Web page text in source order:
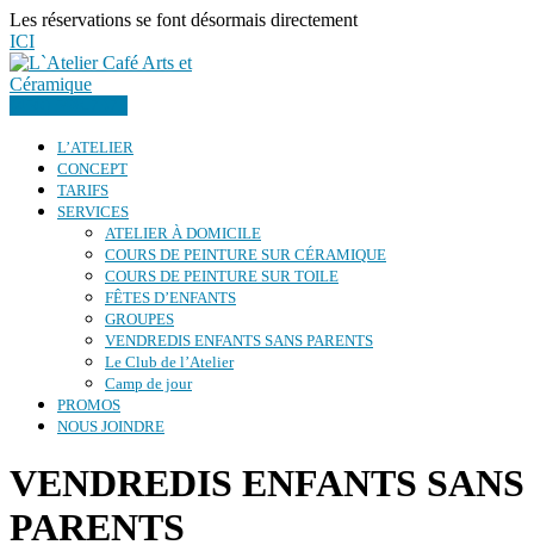
Les réservations se font désormais directement
ICI
L’ATELIER
CONCEPT
TARIFS
SERVICES
ATELIER À DOMICILE
COURS DE PEINTURE SUR CÉRAMIQUE
COURS DE PEINTURE SUR TOILE
FÊTES D’ENFANTS
GROUPES
VENDREDIS ENFANTS SANS PARENTS
Le Club de l’Atelier
Camp de jour
PROMOS
NOUS JOINDRE
VENDREDIS ENFANTS SANS
PARENTS